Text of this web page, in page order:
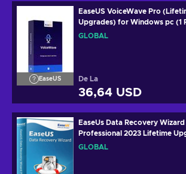
EaseUS
EaseUS VoiceWave Pro
Upgrades) for Windows pc (1
Lifetime) Key GLOBAL
GLOBAL
De La
36,64 USD
EaseUs Data Recovery Wizard
Professional 2023 Lifetime
Device Lifetime Key GLOBAL
GLOBAL